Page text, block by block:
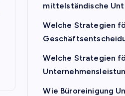
mittelständische
Welche Strategien
Welche Strategien
Wie Büroreinigung